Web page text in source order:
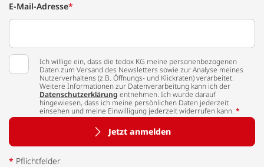
E-Mail-Adresse*
Ich willige ein, dass die tedox KG meine personenbezogenen
Daten zum Versand des Newsletters sowie zur Analyse meines
Nutzerverhaltens (z.B. Öffnungs- und Klickraten) verarbeitet.
Weitere Informationen zur Datenverarbeitung kann ich der
Datenschutzerklärung entnehmen. Ich wurde darauf
hingewiesen, dass ich meine persönlichen Daten jederzeit
einsehen und meine Einwilligung jederzeit widerrufen kann. *
Jetzt anmelden
* Pflichtfelder